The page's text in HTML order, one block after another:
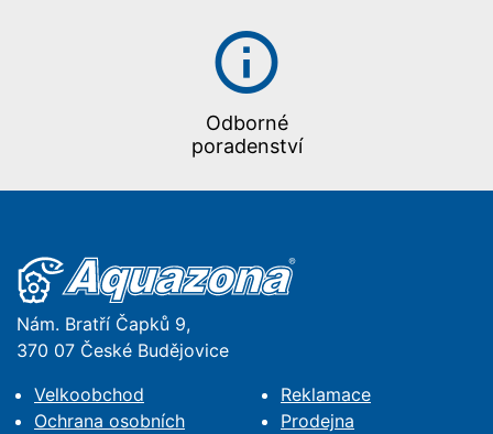
Odborné
poradenství
Nám. Bratří Čapků 9,
370 07 České Budějovice
Velkoobchod
Ochrana osobních
Reklamace
Prodejna